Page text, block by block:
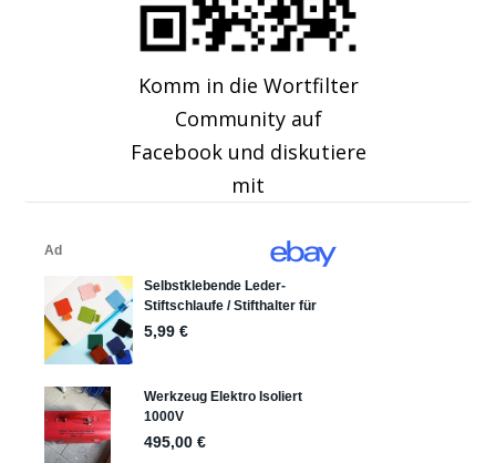
Komm in die Wortfilter
Community auf
Facebook und diskutiere
mit